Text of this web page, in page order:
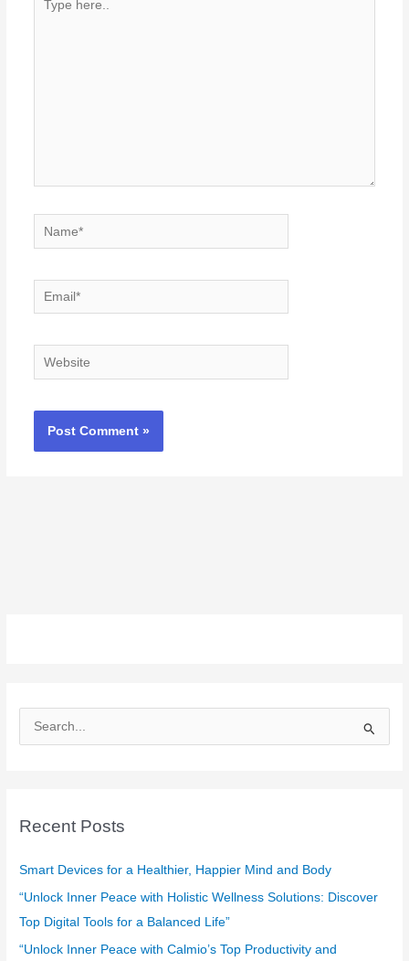
here..
Name*
Email*
Website
e
c
f
o
r
:
Recent Posts
Smart Devices for a Healthier, Happier Mind and Body
“Unlock Inner Peace with Holistic Wellness Solutions: Discover
Top Digital Tools for a Balanced Life”
“Unlock Inner Peace with Calmio’s Top Productivity and